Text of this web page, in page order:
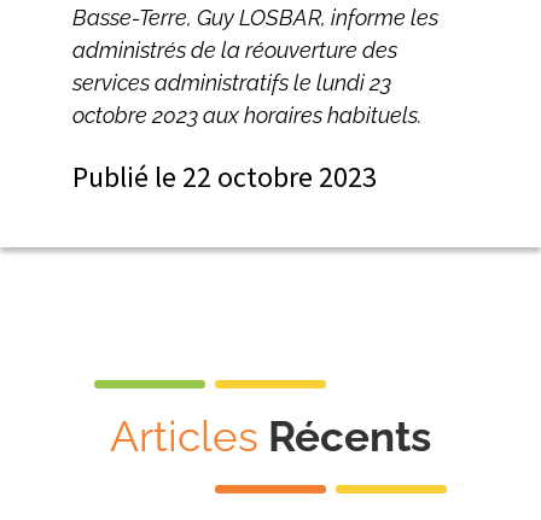
Basse-Terre, Guy LOSBAR, informe les
administrés de la réouverture des
services administratifs le lundi 23
octobre 2023 aux horaires habituels.
Publié le 22 octobre 2023
Articles Récents